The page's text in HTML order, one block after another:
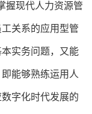
握现代人力资源管
关系的应用型管
实务问题，又能
能够熟练运用人
字化时代发展的